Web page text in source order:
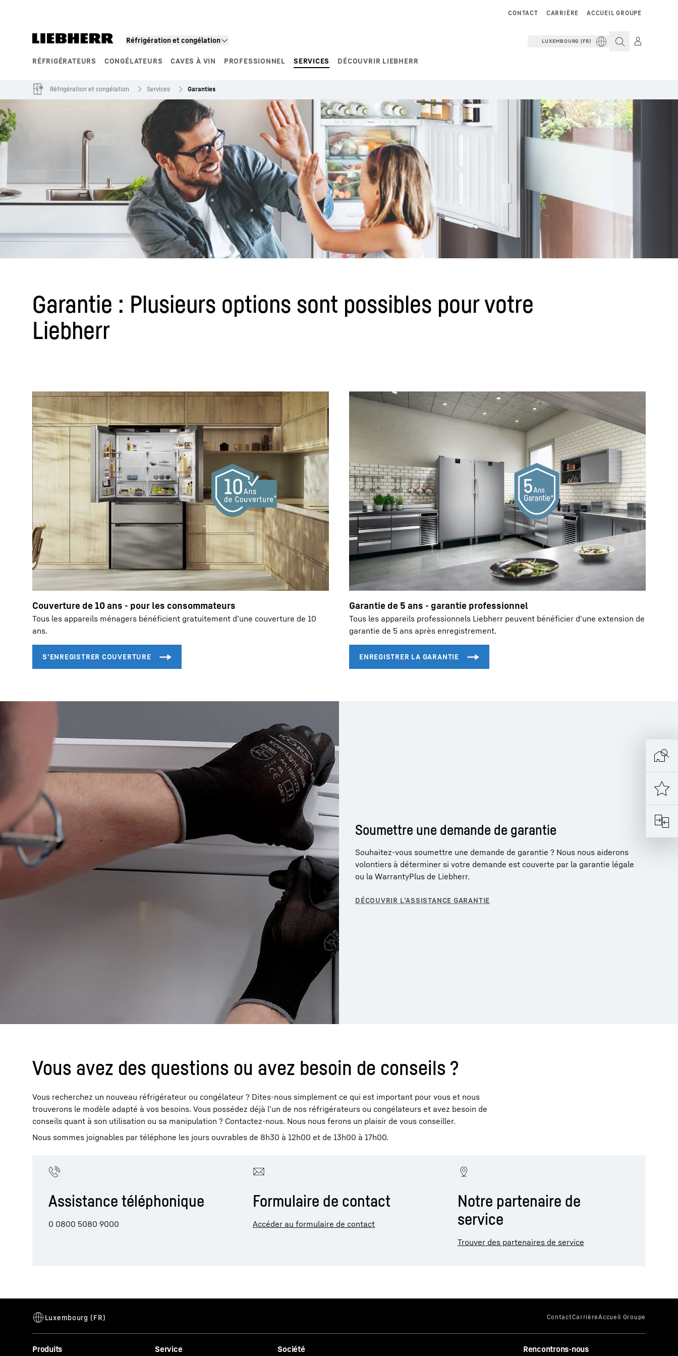
Réfrigération et congélation
RÉFRIGÉRATEURS CONGÉLATEURS CAVES À VIN PROFESSIONNEL SERVICES DÉCOUVRIR LIEBHERR
ACCUEIL GROUPE
CARRIÈRE
CONTACT
LUXEMBOURG (FR)
En savoir plus sur Liebherr Carrière chez Liebherr
Réfrigération et congélation Services Garanties
Garantie : Plusieurs options sont possibles pour votre
Liebherr
Couverture de 10 ans - pour les consommateurs
Tous les appareils ménagers bénéficient gratuitement d’une couverture de 10
ans.
Garantie de 5 ans - garantie professionnel
Tous les appareils professionnels Liebherr peuvent bénéficier d'une extension de
garantie de 5 ans après enregistrement.
Soumettre une demande de garantie
Souhaitez-vous soumettre une demande de garantie ? Nous nous aiderons
volontiers à déterminer si votre demande est couverte par la garantie légale
ou la WarrantyPlus de Liebherr.
Vous avez des questions ou avez besoin de conseils ?
Vous recherchez un nouveau réfrigérateur ou congélateur ? Dites-nous simplement ce qui est important pour vous et nous
trouverons le modèle adapté à vos besoins. Vous possédez déjà l’un de nos réfrigérateurs ou congélateurs et avez besoin de
conseils quant à son utilisation ou sa manipulation ? Contactez-nous. Nous nous ferons un plaisir de vous conseiller.
Nous sommes joignables par téléphone les jours ouvrables de 8h30 à 12h00 et de 13h00 à 17h00.
Assistance téléphonique
0 0800 5080 9000
Formulaire de contact
Accéder au formulaire de contact
Notre partenaire de
service
Trouver des partenaires de service
Produits Service Société Rencontrons-nous